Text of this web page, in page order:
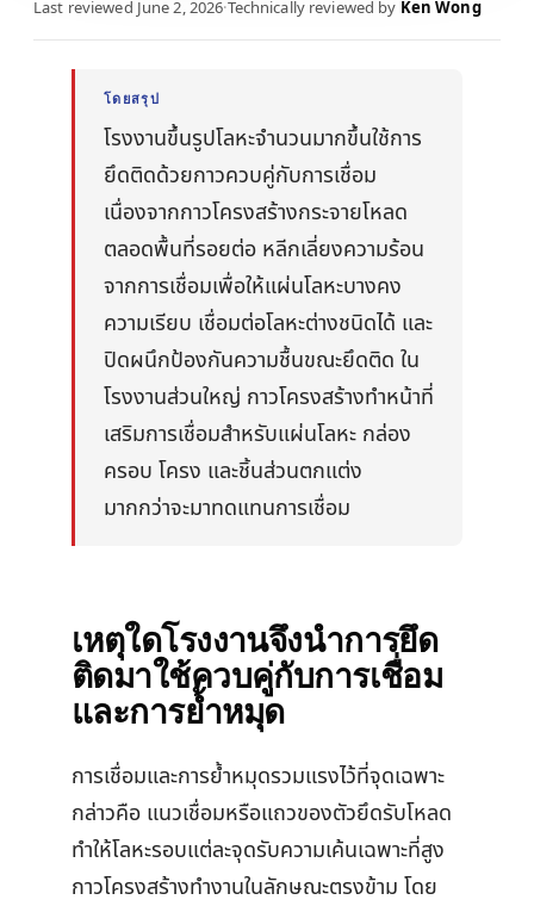
→
Taftlock 22 กาวแอนแอโรบิก
เทปโฟมอะคริลิก
AFT 1080GF
AFT 1120GF เทปโฟมอะคริลิก
AFT 1200GF เทปโฟมอะคริลิก
AFT 2064WF เทปโฟมอะคริลิก
→
ชิ้นส่วนเกลียวโลหะ
กระจกและเซรามิก
พลาสติก (ไม่รวม
PP/PE)
วัสดุคอมโพสิตและไฟ
เบอร์กลาส
TDS แยกรายผลิตภัณฑ์
Last reviewed June 2, 2026·Technically reviewed by Ken Wong
โดยสรุป
โรงงานขึ้นรูปโลหะจำนวนมากขึ้นใช้การ
ยึดติดด้วยกาวควบคู่กับการเชื่อม
เนื่องจากกาวโครงสร้างกระจายโหลด
ตลอดพื้นที่รอยต่อ หลีกเลี่ยงความร้อน
จากการเชื่อมเพื่อให้แผ่นโลหะบางคง
ความเรียบ เชื่อมต่อโลหะต่างชนิดได้ และ
ปิดผนึกป้องกันความชื้นขณะยึดติด ใน
โรงงานส่วนใหญ่ กาวโครงสร้างทำหน้าที่
เสริมการเชื่อมสำหรับแผ่นโลหะ กล่อง
ครอบ โครง และชิ้นส่วนตกแต่ง
มากกว่าจะมาทดแทนการเชื่อม
เหตุใดโรงงานจึงนำการยึด
ติดมาใช้ควบคู่กับการเชื่อม
และการย้ำหมุด
การเชื่อมและการย้ำหมุดรวมแรงไว้ที่จุดเฉพาะ
กล่าวคือ แนวเชื่อมหรือแถวของตัวยึดรับโหลด
ทำให้โลหะรอบแต่ละจุดรับความเค้นเฉพาะที่สูง
กาวโครงสร้างทำงานในลักษณะตรงข้าม โดย